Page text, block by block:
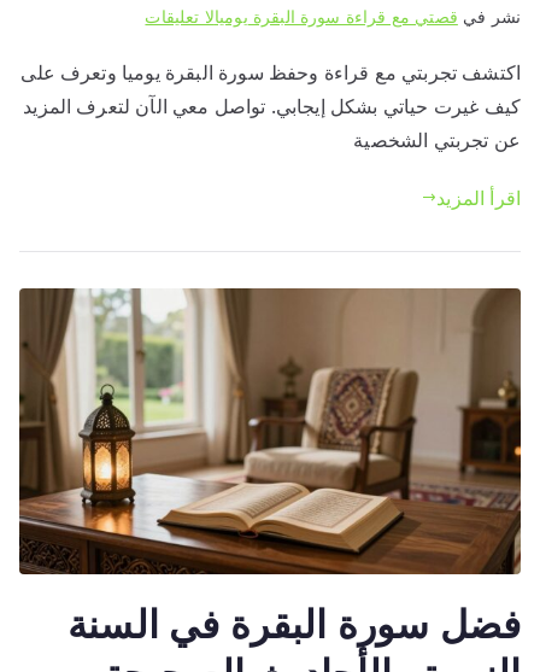
نشر في قصتي مع قراءة سورة البقرة يوميالا تعليقاتعلى
على
تجربتي
البقرة
يوميا
اكتشف تجربتي مع قراءة وحفظ سورة البقرة يوميا وتعرف على
كيف غيرت حياتي بشكل إيجابي. تواصل معي الآن لتعرف المزيد
عن تجربتي الشخصية
اقرأ المزيد
فضل سورة البقرة في السنة